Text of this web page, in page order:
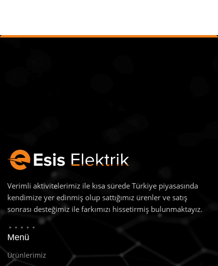
Verimli aktivitelerimiz ile kısa sürede Türkiye piyasasında
kendimize yer edinmiş olup sattığımız ürenler ve satış
sonrası desteğimiz ile farkımızı hissetirmiş bulunmaktayız.
Menü
Ürünlerimiz